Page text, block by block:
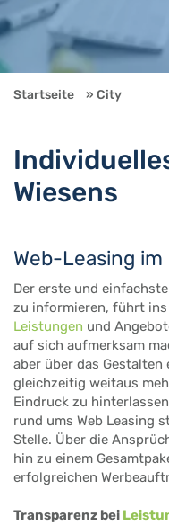
Startseite City
Wiesens
Web-Leasing
Der erste und
zu informieren, führt
Leistungen und
auf sich aufmerksam
aber über das
gleichzeitig weitaus
Eindruck zu
rund ums Web Leasing
Stelle. Über die
hin zu einem
erfolgreichen
Transparenz bei